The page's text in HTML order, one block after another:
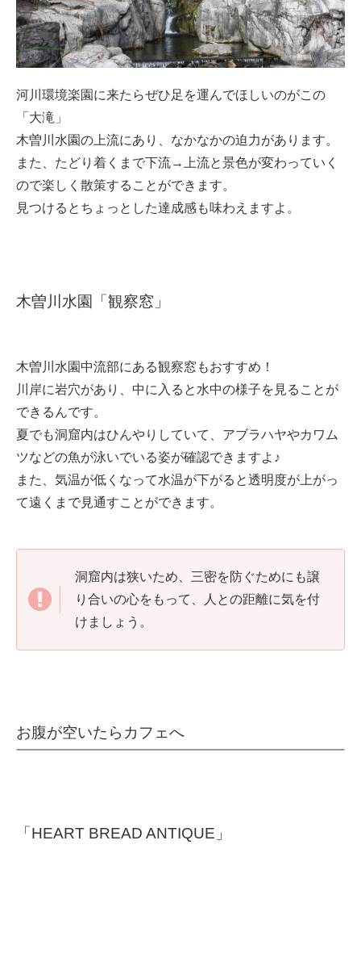
河川環境楽園に来たらぜひ足を運んでほしいのがこの
「大滝」
木曽川水園の上流にあり、なかなかの迫力があります。
また、たどり着くまで下流→上流と景色が変わっていく
ので楽しく散策することができます。
見つけるとちょっとした達成感も味わえますよ。
木曽川水園「観察窓」
木曽川水園中流部にある観察窓もおすすめ！
川岸に岩穴があり、中に入ると水中の様子を見ることが
できるんです。
夏でも洞窟内はひんやりしていて、アブラハヤやカワム
ツなどの魚が泳いでいる姿が確認できますよ♪
また、気温が低くなって水温が下がると透明度が上がっ
て遠くまで見通すことができます。
洞窟内は狭いため、三密を防ぐためにも譲
り合いの心をもって、人との距離に気を付
けましょう。
お腹が空いたらカフェへ
「HEART BREAD ANTIQUE」